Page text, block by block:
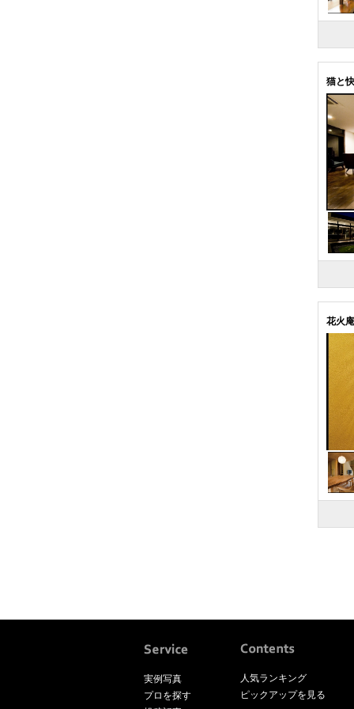
猫と
花火庵
実例写真
プロを探す
人気ランキング
ピックアップを見る